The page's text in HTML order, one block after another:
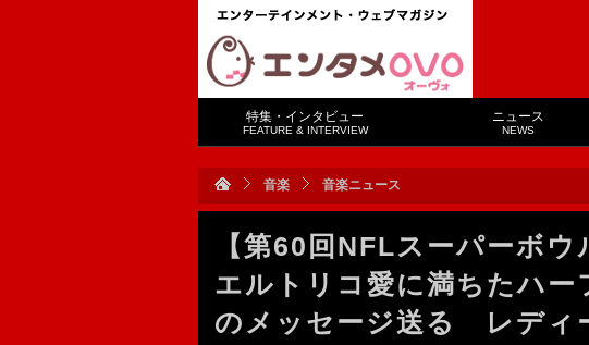
特集・インタビュー
FEATURE & INTERVIEW
ニュース
NEWS
音楽 音楽ニュース
【第60回NFLスーパーボ
エルトリコ愛に満ちたハー
のメッセージ送る レディ